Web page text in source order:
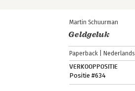
Martin Schuurman
Geldgeluk
Paperback Nederlands
VERKOOPPOSITIE
Positie #634